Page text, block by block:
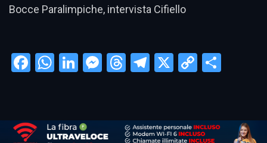
Bocce Paralimpiche, intervista Cifiello
Facebook
WhatsApp
LinkedIn
Messenger
Threads
Telegram
X
Copy